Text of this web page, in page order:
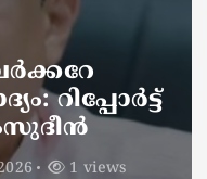
പോയ
1 views